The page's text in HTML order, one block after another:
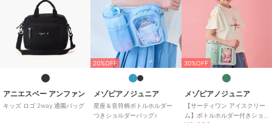
アニエスベー アンファン
キッズ ロゴ 2way 通園バッグ
20%OFF
メゾピアノジュニア
星座＆音符柄ボトルホルダー
つきショルダーバッグ♪
30%OFF
メゾピアノジュニア
【サーティワン アイスクリー
ム】ボトルホルダー付きショ